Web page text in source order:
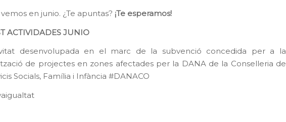
vemos en junio. ¿Te apuntas? ¡Te esperamos!
ACTIVIDADES JUNIO
desenvolupada en el marc de la subvenció concedida per a la
de projectes en zones afectades per la DANA de la Conselleria de
Socials, Família i Infància #DANACO